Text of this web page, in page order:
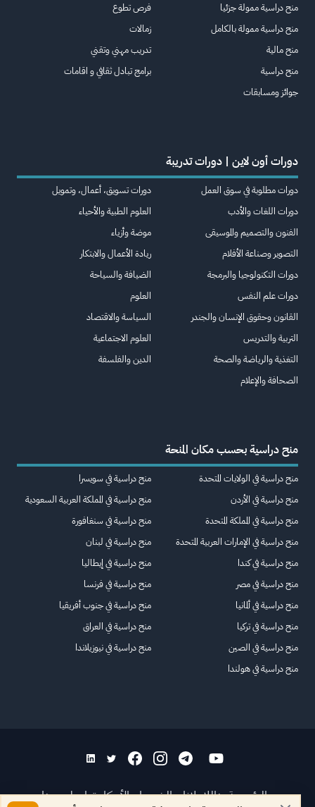
منح دراسية ممولة جزئيا
منح دراسية ممولة بالكامل
منح مالية
منح دراسية
جوائز ومسابقات
فرص تطوع
زمالات
تدريب مهني وتقني
برامج تبادل ثقافي و اقامات
دورات أون لاين | دورات تدريبة
دورات مطلوبة في سوق العمل
دورات اللغات والأدب
الفنون والتصميم والموسيقى
التصوير وصناعة الأفلام
دورات التكنولوجيا والبرمجة
دورات علم النفس
القانون وحقوق الإنسان والجندر
التربية والتدريس
التغذية والرياضة والصحة
الصحافة والإعلام
دورات تسويق، أعمال، وتمويل
العلوم الطبية والأحياء
موضة وأزياء
ريادة الأعمال والابتكار
الضيافة والسياحة
العلوم
السياسة والاقتصاد
العلوم الاجتماعية
الدين والفلسفة
منح دراسية بحسب مكان المنحة
منح دراسية في الولايات المتحدة
منح دراسية في الأردن
منح دراسية في المملكة المتحدة
منح دراسية في الإمارات العربية المتحدة
منح دراسية في كندا
منح دراسية في مصر
منح دراسية في ألمانيا
منح دراسية في تركيا
منح دراسية في الصين
منح دراسية في هولندا
منح دراسية في سويسرا
منح دراسية في المملكة العربية السعودية
منح دراسية في سنغافورة
منح دراسية في لبنان
منح دراسية في إيطاليا
منح دراسية في فرنسا
منح دراسية في جنوب أفريقيا
منح دراسية في العراق
منح دراسية في نيوزيلاندا
الرئيسيةعناللاعلاناتالشروط والأحكامتواصل معنا